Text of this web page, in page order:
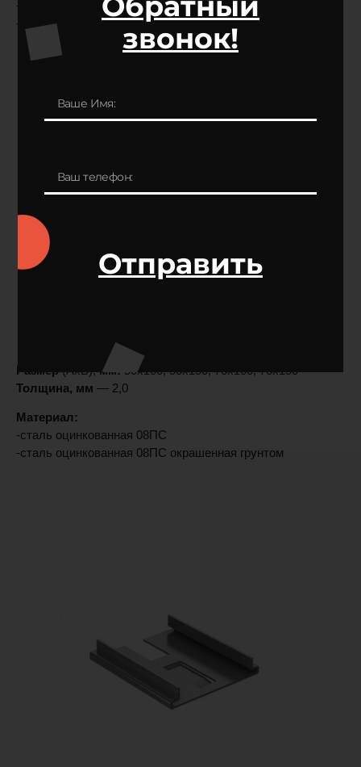
-сталь оцинкованная 08ПС
-сталь оцинкованная 08ПС окрашенная грунтом
Размер(АхВ),мм: 50х100; 50х150; 70х100; 70х150
Толщина, мм — 2,0
Материал:
-сталь оцинкованная 08ПС
-сталь оцинкованная 08ПС окрашенная грунтом
звонок!
Отправить